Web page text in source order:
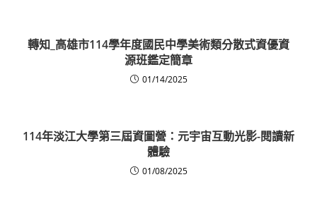
轉知_高雄市114學年度國民中學美術類分散式資優資
源班鑑定簡章
01/14/2025
114年淡江大學第三屆資圖營：元宇宙互動光影-閱讀新
體驗
01/08/2025